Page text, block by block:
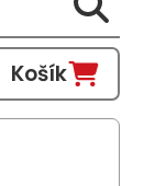
Košík